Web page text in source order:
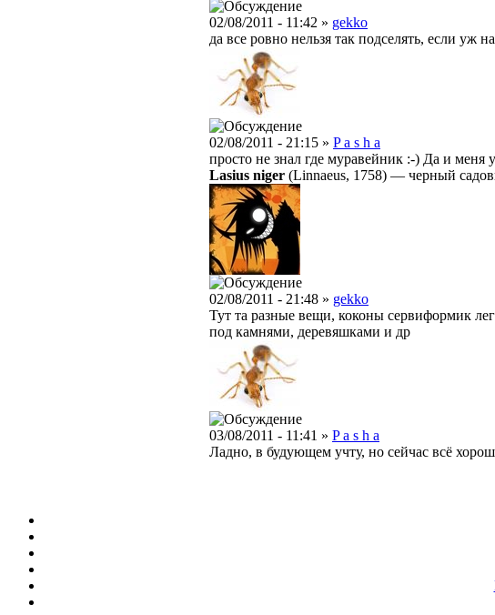
02/08/2011 - 11:42 » gekko
да все ровно нельзя так подселять, если уж
02/08/2011 - 21:15 » P a s h a
просто не знал где муравейник :-) Да и меня
Lasius niger (Linnaeus, 1758) — черный
02/08/2011 - 21:48 » gekko
Тут та разные вещи, коконы сервиформик
под камнями, деревяшками и др
03/08/2011 - 11:41 » P a s h a
Ладно, в будующем учту, но сейчас всё